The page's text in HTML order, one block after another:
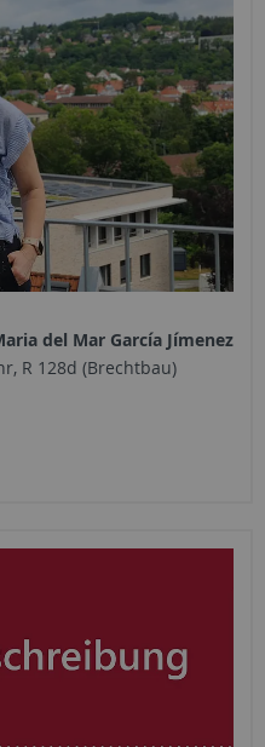
del Mar García Jímenez
R 128d (Brechtbau)